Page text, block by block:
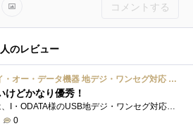
コメントする
のレビュー
・データ機器 地デジ・ワンセグ対応 トランスコード搭載TVキャプチャー USBモデル「テレキング」 GV-MVP/FZ
けどかなり優秀！
今回は、I・ODATA様のUSB地デジ・ワンセグ対応TVキャプチャー「テレキング」(GV-MVP/FZ)のプレミアムレビューのレビュアーに選出していただきました�...
0